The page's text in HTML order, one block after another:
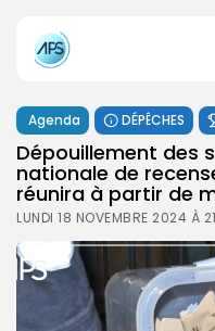
Agenda DÉPÊCHES
Dépouillement des
nationale de
réunira à partir de
LUNDI 18 NOVEMBRE 2024 À